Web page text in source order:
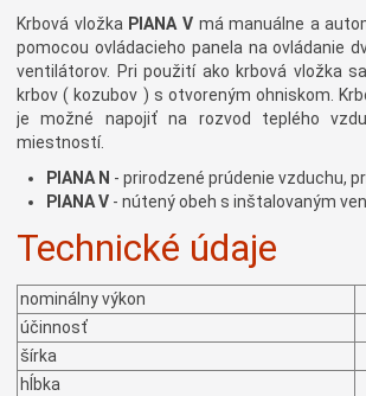
Krbová vložka PIANA Vmá manuálne a
pomocou ovládacieho panela na ovládanie
ventilátorov. Pri použití ako krbová vložka
krbov ( kozubov ) s otvoreným ohniskom.
je možné napojiť na rozvod teplého
miestností.
PIANA N - prirodzené prúdenie vzduchu,
PIANA V - nútený obeh s inštalovaným
Technické údaje
nominálny výkon
účinnosť
šírka
hĺbka